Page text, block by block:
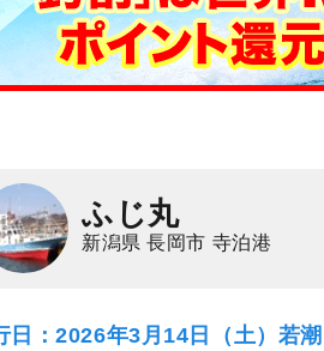
ふじ丸
新潟県 長岡市 寺泊港
日：2026年3月14日（土）若潮